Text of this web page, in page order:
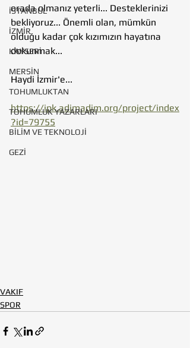
İSTANBUL
İZMİR
KAYSERİ
MERSİN
TOHUMLUKTAN
TOHUMLUK YAZARLARI
BİLİM VE TEKNOLOJİ
GEZİ
orada olmanız yeterli... Desteklerinizi
bekliyoruz... Önemli olan, mümkün
olduğu kadar çok kızımızın hayatına
dokunmak...
Haydi İzmir'e...
https://ipk.adimadim.org/project/index
?id=79755
VAKIF
SPOR